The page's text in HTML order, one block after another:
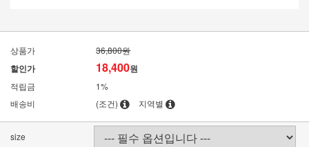
상품가 36,800원
할인가 18,400원
적립금
1%
배송비
(조건) 지역별
size